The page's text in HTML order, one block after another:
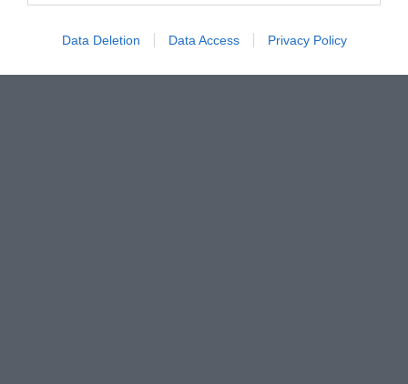
Data Deletion Data Access Privacy Policy